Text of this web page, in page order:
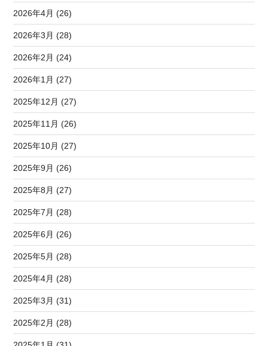
2026年4月 (26)
2026年3月 (28)
2026年2月 (24)
2026年1月 (27)
2025年12月 (27)
2025年11月 (26)
2025年10月 (27)
2025年9月 (26)
2025年8月 (27)
2025年7月 (28)
2025年6月 (26)
2025年5月 (28)
2025年4月 (28)
2025年3月 (31)
2025年2月 (28)